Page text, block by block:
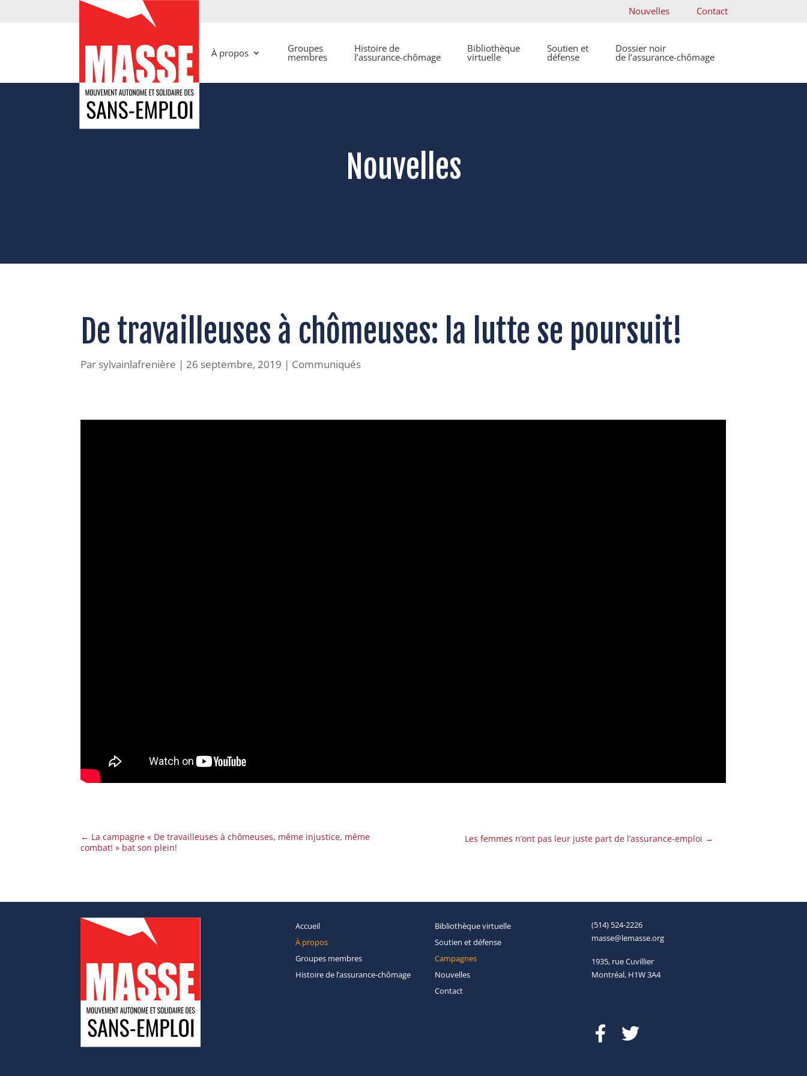
Nouvelles Contact
À propos Groupes
membres
Histoire de
l’assurance-chômage
Bibliothèque
virtuelle
Soutien et
défense
Dossier noir
de l’assurance-chômage
Nouvelles
De travailleuses à chômeuses: la lutte se poursuit!
Par sylvainlafrenière |26 septembre, 2019 | Communiqués
← La campagne « De travailleuses à chômeuses, même injustice, même
combat! » bat son plein!
Les femmes n’ont pas leur juste part de l’assurance-emploi →
Accueil
À propos
Groupes membres
Histoire de l’assurance-chômage
Bibliothèquevirtuelle
Soutien etdéfense
Campagnes
Nouvelles
Contact
(514) 524-2226
masse@lemasse.org
1935, rue Cuvillier
Montréal, H1W 3A4